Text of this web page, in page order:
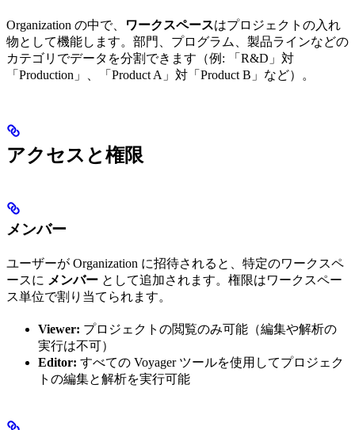
Organization の中で、 ワークスペースはプロジェクトの入れ
物として機能します。部門、プログラム、製品ラインなどの
カテゴリでデータを分割できます（例: 「R&D」対
「Production」、「Product A」対「Product B」など）。
アクセスと権限
メンバー
ユーザーが Organization に招待されると、特定のワークスペ
ースに メンバー として追加されます。権限はワークスペー
ス単位で割り当てられます。
Viewer: プロジェクトの閲覧のみ可能（編集や解析の
実行は不可）
Editor: すべての Voyager ツールを使用してプロジェク
トの編集と解析を実行可能